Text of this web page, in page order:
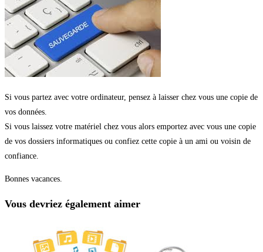
Si vous partez avec votre ordinateur, pensez à laisser chez vous une copie de
vos données.
Si vous laissez votre matériel chez vous alors emportez avec vous une copie
de vos dossiers informatiques ou confiez cette copie à un ami ou voisin de
confiance.
Bonnes vacances.
Vous devriez également aimer